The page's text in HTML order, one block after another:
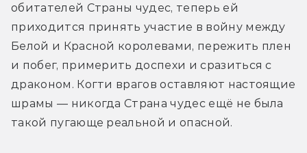
обитателей Страны чудес, теперь ей
приходится принять участие в войну между
Белой и Красной королевами, пережить плен
и побег, примерить доспехи и сразиться с
драконом. Когти врагов оставляют настоящие
шрамы — никогда Страна чудес ещё не была
такой пугающе реальной и опасной.